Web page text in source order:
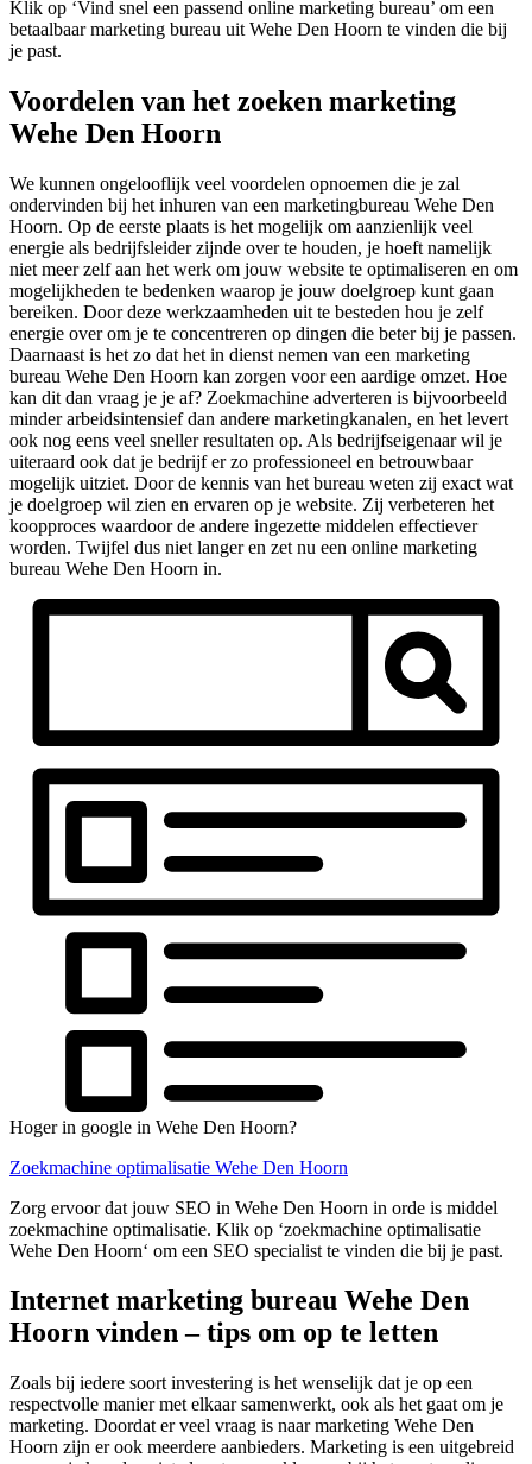
Klik op ‘Vind snel een passend online marketing bureau’ om een
betaalbaar marketing bureau uit Wehe Den Hoorn te vinden die bij
je past.
Voordelen van het zoeken marketing
Wehe Den Hoorn
We kunnen ongelooflijk veel voordelen opnoemen die je zal
ondervinden bij het inhuren van een marketingbureau Wehe Den
Hoorn. Op de eerste plaats is het mogelijk om aanzienlijk veel
energie als bedrijfsleider zijnde over te houden, je hoeft namelijk
niet meer zelf aan het werk om jouw website te optimaliseren en om
mogelijkheden te bedenken waarop je jouw doelgroep kunt gaan
bereiken. Door deze werkzaamheden uit te besteden hou je zelf
energie over om je te concentreren op dingen die beter bij je passen.
Daarnaast is het zo dat het in dienst nemen van een marketing
bureau Wehe Den Hoorn kan zorgen voor een aardige omzet. Hoe
kan dit dan vraag je je af? Zoekmachine adverteren is bijvoorbeeld
minder arbeidsintensief dan andere marketingkanalen, en het levert
ook nog eens veel sneller resultaten op. Als bedrijfseigenaar wil je
uiteraard ook dat je bedrijf er zo professioneel en betrouwbaar
mogelijk uitziet. Door de kennis van het bureau weten zij exact wat
je doelgroep wil zien en ervaren op je website. Zij verbeteren het
koopproces waardoor de andere ingezette middelen effectiever
worden. Twijfel dus niet langer en zet nu een online marketing
bureau Wehe Den Hoorn in.
Hoger in google in Wehe Den Hoorn?
Zoekmachine optimalisatie Wehe Den Hoorn
Zorg ervoor dat jouw SEO in Wehe Den Hoorn in orde is middel
zoekmachine optimalisatie. Klik op ‘zoekmachine optimalisatie
Wehe Den Hoorn‘ om een SEO specialist te vinden die bij je past.
Internet marketing bureau Wehe Den
Hoorn vinden – tips om op te letten
Zoals bij iedere soort investering is het wenselijk dat je op een
respectvolle manier met elkaar samenwerkt, ook als het gaat om je
marketing. Doordat er veel vraag is naar marketing Wehe Den
Hoorn zijn er ook meerdere aanbieders. Marketing is een uitgebreid